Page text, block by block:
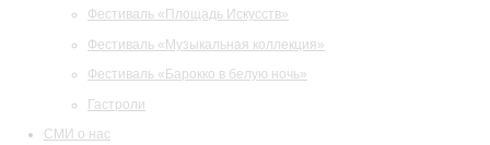
Фестиваль «Площадь Искусств»
Фестиваль «Музыкальная коллекция»
Фестиваль «Барокко в белую ночь»
Гастроли
СМИ о нас